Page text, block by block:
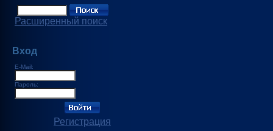
Расширенный поиск
Вход
E-Mail:
Пароль:
Регистрация